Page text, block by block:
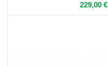
229,00 €